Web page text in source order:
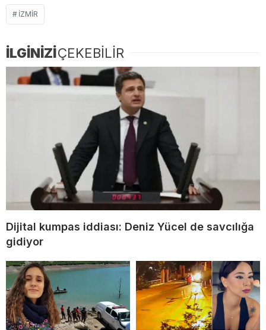
IZMIR
İLGİNİZİÇEKEBİLİR
Dijital kumpas iddiası: Deniz Yücel de savcılığa
gidiyor